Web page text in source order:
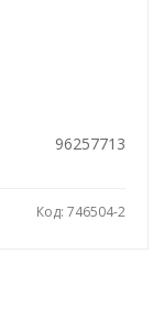
96257713
Код: 746504-2